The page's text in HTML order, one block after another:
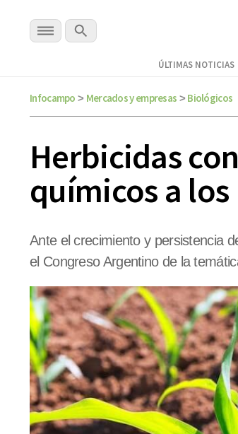
ÚLTIMAS NOTICIAS
Infocampo > Mercados y empresas > Biológicos
Herbicidas
químicos a
Ante el crecimiento y persistencia
el Congreso Argentino de la